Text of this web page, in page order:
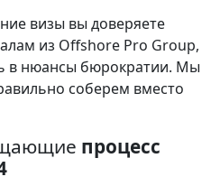
визы вы доверяете
из Offshore Pro Group,
в нюансы бюрократии. Мы
соберем вместо
процесс